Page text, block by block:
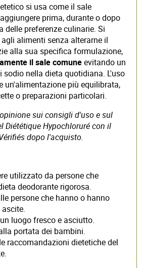
si usa come il sale
prima, durante o dopo
delle preferenze culinarie. Si
alimenti senza alterarne il
alla sua specifica formulazione,
il sale comuneevitando un
sodio nella dieta quotidiana. L'uso
un'alimentazione più equilibrata,
o preparazioni particolari.
sui consigli d'uso e sul
Diététique Hypochloruré con il
dopo l'acquisto.
utilizzato da persone che
deodorante rigorosa.
persone che hanno o hanno
luogo fresco e asciutto.
portata dei bambini.
raccomandazioni dietetiche del